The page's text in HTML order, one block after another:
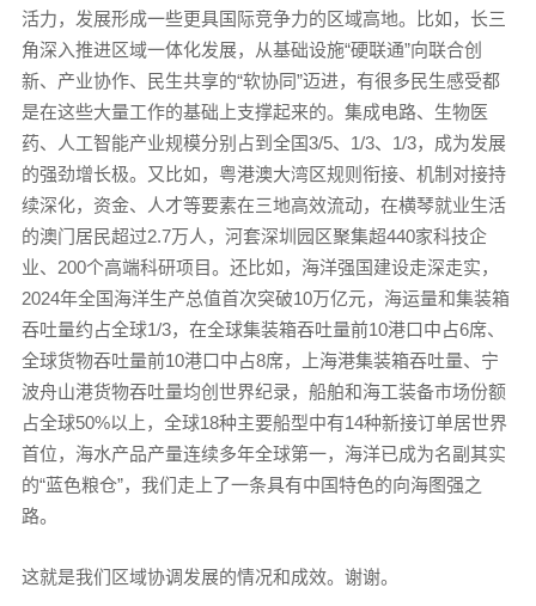
活力，发展形成一些更具国际竞争力的区域高地。比如，长三
角深入推进区域一体化发展，从基础设施“硬联通”向联合创
新、产业协作、民生共享的“软协同”迈进，有很多民生感受都
是在这些大量工作的基础上支撑起来的。集成电路、生物医
药、人工智能产业规模分别占到全国3/5、1/3、1/3，成为发展
的强劲增长极。又比如，粤港澳大湾区规则衔接、机制对接持
续深化，资金、人才等要素在三地高效流动，在横琴就业生活
的澳门居民超过2.7万人，河套深圳园区聚集超440家科技企
业、200个高端科研项目。还比如，海洋强国建设走深走实，
2024年全国海洋生产总值首次突破10万亿元，海运量和集装箱
吞吐量约占全球1/3，在全球集装箱吞吐量前10港口中占6席、
全球货物吞吐量前10港口中占8席，上海港集装箱吞吐量、宁
波舟山港货物吞吐量均创世界纪录，船舶和海工装备市场份额
占全球50%以上，全球18种主要船型中有14种新接订单居世界
首位，海水产品产量连续多年全球第一，海洋已成为名副其实
的“蓝色粮仓”，我们走上了一条具有中国特色的向海图强之
路。
这就是我们区域协调发展的情况和成效。谢谢。